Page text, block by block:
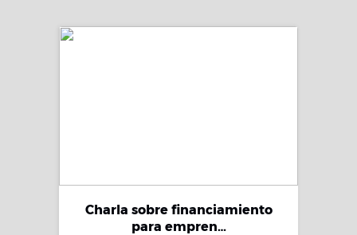
Charla sobre financiamiento
para empren…